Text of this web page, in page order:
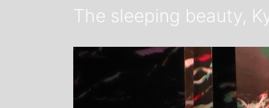
The sleeping beauty,